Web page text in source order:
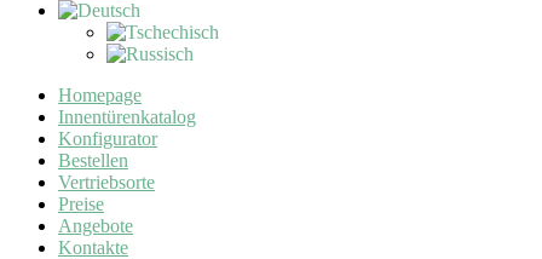
Homepage
Innentürenkatalog
Konfigurator
Bestellen
Vertriebsorte
Preise
Angebote
Kontakte